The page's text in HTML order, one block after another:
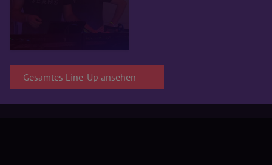
Gesamtes Line-Up ansehen